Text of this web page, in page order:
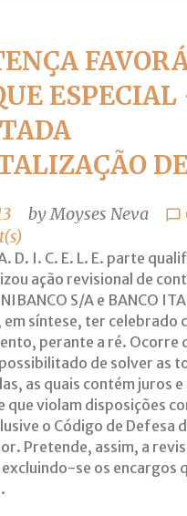
ESPECIAL
byMoyses Neva chat_bubble_outline
D. I. C. E. L. E. parte
ação revisional de
S/A e BANCO
em síntese, ter celebrado
perante a ré. Ocorre
de solver as
as quais contém juros e
que violam disposições
o Código de Defesa
Pretende, assim, a
se os encargos